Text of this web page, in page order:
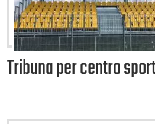
Tribuna per centro